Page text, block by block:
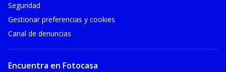
Seguridad
Gestionar preferencias y cookies
Canal de denuncias
Encuentra en Fotocasa